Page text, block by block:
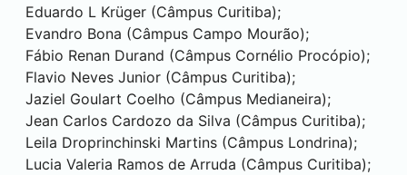
Eduardo L Krüger (Câmpus Curitiba);
Evandro Bona (Câmpus Campo Mourão);
Fábio Renan Durand (Câmpus Cornélio Procópio);
Flavio Neves Junior (Câmpus Curitiba);
Jaziel Goulart Coelho (Câmpus Medianeira);
Jean Carlos Cardozo da Silva (Câmpus Curitiba);
Leila Droprinchinski Martins (Câmpus Londrina);
Lucia Valeria Ramos de Arruda (Câmpus Curitiba);